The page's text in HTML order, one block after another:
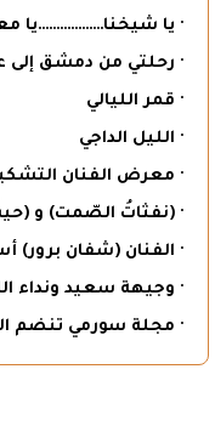
· يا شيخنا………………يا
· رحلتي من دمشق إلى
· قمر الليالي
· الليل الداجي
· معرض الفنان
· (نفثاتُ الصّمت) و
· الفنان (شفان برور)
· وجيهة سعيد ونداء
· مجلة سورمي تنضم